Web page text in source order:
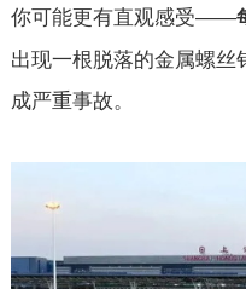
你可能更有直观感受——
出现一根脱落的金属螺丝
成严重事故。